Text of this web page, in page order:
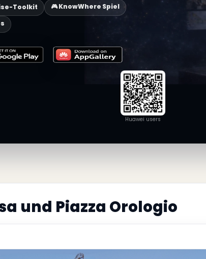
Toolkit
🎮 KnowWhere Spiel
Huawei users
und Piazza Orologio